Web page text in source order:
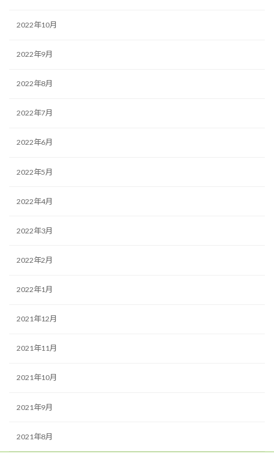
2022年10月
2022年9月
2022年8月
2022年7月
2022年6月
2022年5月
2022年4月
2022年3月
2022年2月
2022年1月
2021年12月
2021年11月
2021年10月
2021年9月
2021年8月